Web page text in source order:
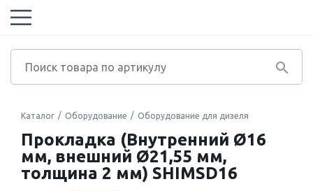
Каталог Оборудование Оборудование для дизеля
Прокладка (Внутренний Ø16
мм, внешний Ø21,55 мм,
толщина 2 мм) SHIMSD16